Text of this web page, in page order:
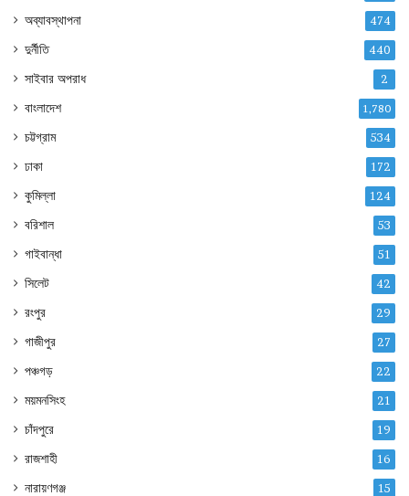
অব্যাবস্থাপনা 474
দুর্নীতি 440
সাইবার অপরাধ 2
বাংলাদেশ 1,780
চট্টগ্রাম 534
ঢাকা 172
কুমিল্লা 124
বরিশাল 53
গাইবান্ধা 51
সিলেট 42
রংপুর 29
গাজীপুর 27
পঞ্চগড় 22
ময়মনসিংহ 21
চাঁদপুরে 19
রাজশাহী 16
নারায়ণগঞ্জ 15